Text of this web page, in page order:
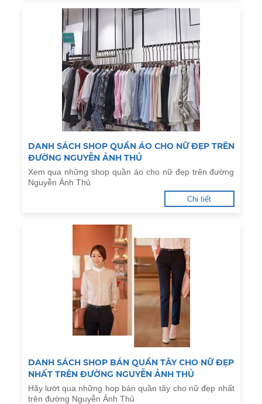
DANH SÁCH SHOP QUẦN ÁO CHO NỮ ĐẸP TRÊN
ĐƯỜNG NGUYỄN ẢNH THỦ
Xem qua những shop quần áo cho nữ đẹp trên đường
Nguyễn Ảnh Thủ
Chi tiết
DANH SÁCH SHOP BÁN QUẦN TÂY CHO NỮ ĐẸP
NHẤT TRÊN ĐƯỜNG NGUYỄN ẢNH THỦ
Hãy lướt qua những hop bán quần tây cho nữ đẹp nhất
trên đường Nguyễn Ảnh Thủ